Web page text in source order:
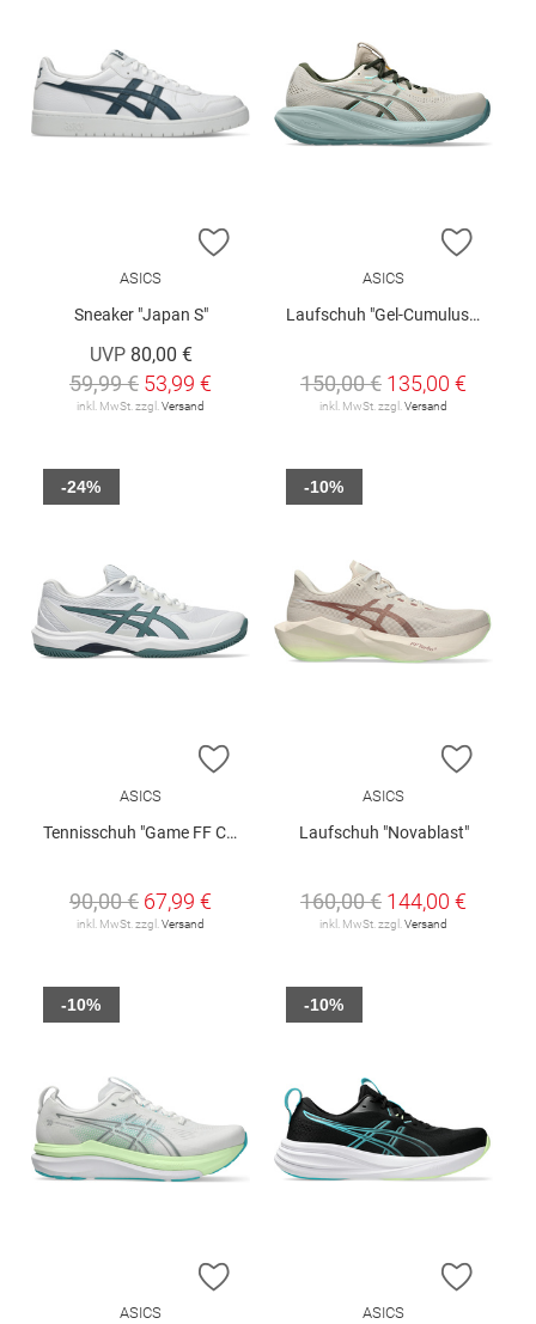
ZUR WUNSCHLISTE HINZUFÜGEN
ASICS
Sneaker "Japan S"
UVP 80,00 €
59,99 € 53,99 €
inkl. MwSt. zzgl. Versand
ZUR
ASICS
Laufschuh "Gel-Cumulus 28"
150,00 € 135,00 €
inkl. MwSt. zzgl. Versand
ZUR WUNSCHLISTE HINZUFÜGEN
ASICS
Tennisschuh "Game FF Clay /Oc"
90,00 € 67,99 €
inkl. MwSt. zzgl. Versand
-24%
ZUR
ASICS
Laufschuh "Novablast"
160,00 € 144,00 €
inkl. MwSt. zzgl. Versand
-10%
ZUR WUNSCHLISTE HINZUFÜGEN
ASICS
-10%
ZUR
ASICS
-10%